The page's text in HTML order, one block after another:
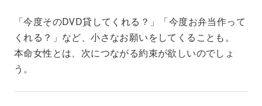
「今度そのDVD貸してくれる？」「今度お弁当作って
くれる？」など、小さなお願いをしてくることも。
本命女性とは、次につながる約束が欲しいのでしょ
う。